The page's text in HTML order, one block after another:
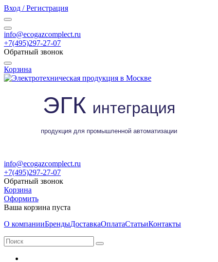
Вход / Регистрация
info@ecogazcomplect.ru
+7(495)297-27-07
Обратный звонок
Корзина
ЭГК интеграция
продукция для промышленной автоматизации
info@ecogazcomplect.ru
+7(495)297-27-07
Обратный звонок
Корзина
Оформить
Ваша корзина пуста
О компанииБрендыДоставкаОплатаСтатьиКонтакты